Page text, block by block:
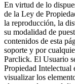
En virtud de lo
de la Ley de
la reproducción, la
su modalidad de
contenidos de esta
soporte y por
Parclick. El Usuario
Propiedad Intelectual
visualizar los